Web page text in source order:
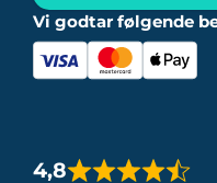
Vi godtar følgende
4,8